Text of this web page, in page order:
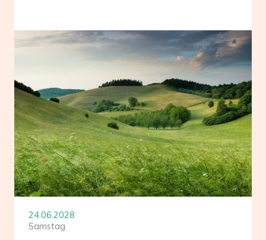
24.06.2028
Samstag